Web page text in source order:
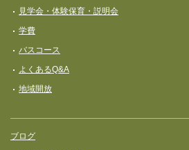
見学会・体験保育・説明会
学費
バスコース
よくあるQ&A
地域開放
ブログ